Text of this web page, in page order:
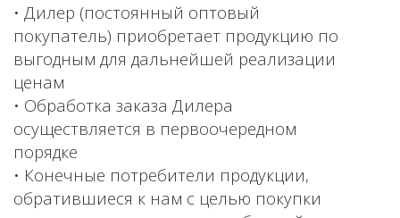
• Дилер (постоянный оптовый
покупатель) приобретает продукцию по
выгодным для дальнейшей реализации
ценам
• Обработка заказа Дилера
осуществляется в первоочередном
порядке
• Конечные потребители продукции,
обратившиеся к нам с целью покупки